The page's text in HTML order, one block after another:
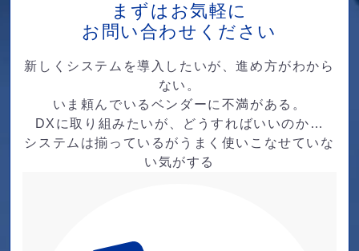
まずはお気軽に
お問い合わせください
新しくシステムを導入したいが、進め方がわから
ない。
いま頼んでいるベンダーに不満がある。
DXに取り組みたいが、どうすればいいのか…
システムは揃っているがうまく使いこなせていな
い気がする